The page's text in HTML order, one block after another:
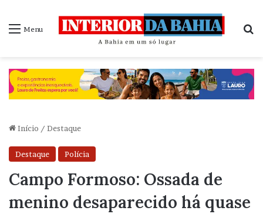
Menu
Início / Destaque
Destaque Polícia
Campo Formoso: Ossada de
menino desaparecido há quase